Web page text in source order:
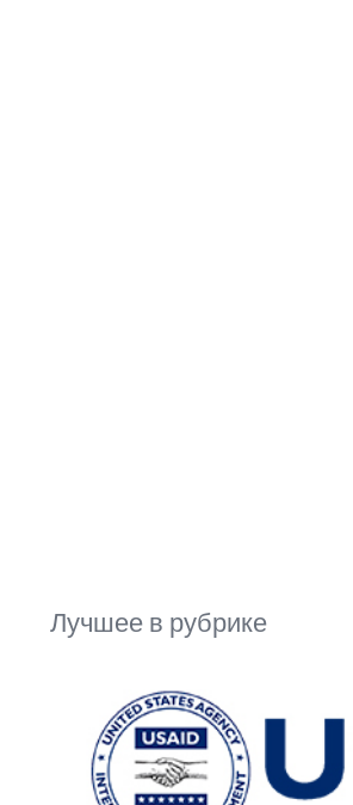
Лучшее в рубрике